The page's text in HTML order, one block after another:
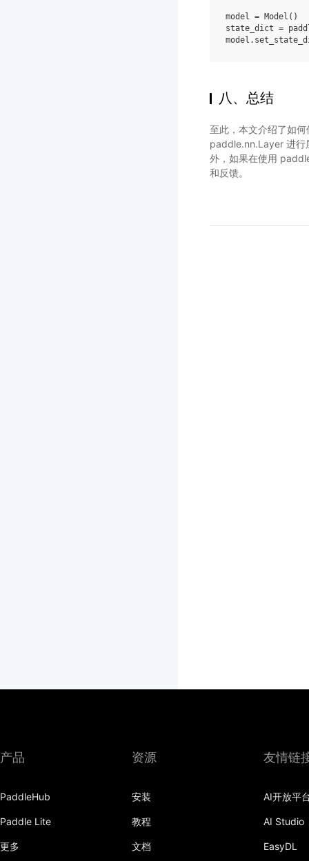
model = Model()
state_dict =
八、总结
至此，本文介绍了如
paddle.nn.Layer 进行
外，如果在使用
和反馈。
产品
PaddleHub
Paddle Lite
更多
资源
安装
教程
文档
友情链
AI开放平
AI Studio
EasyDL